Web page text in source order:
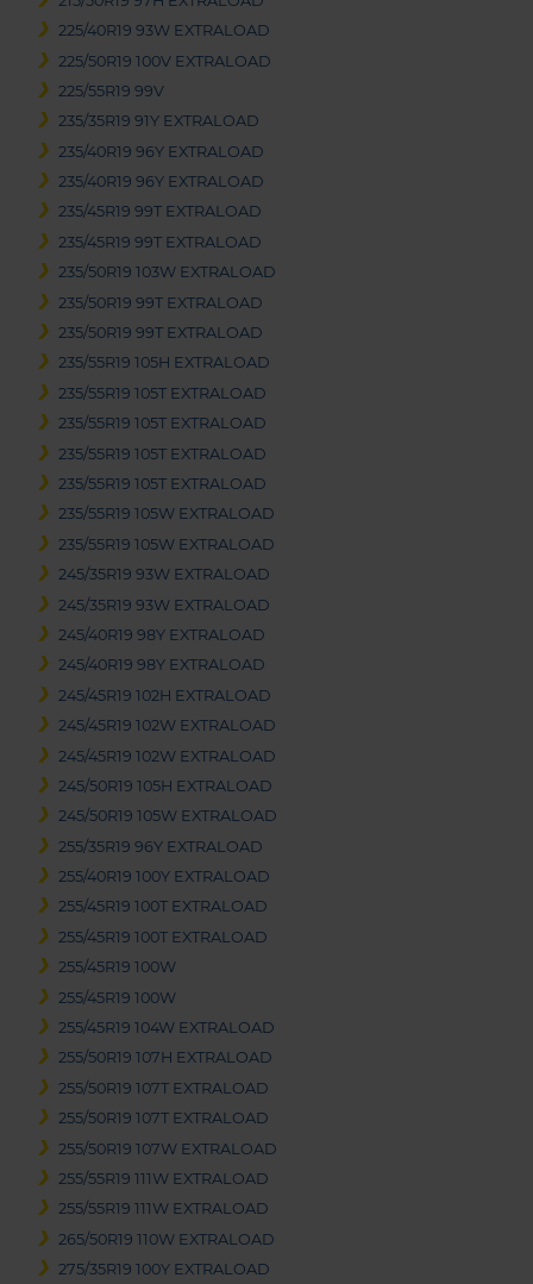
225/40R19 93W EXTRALOAD
225/50R19 100V EXTRALOAD
225/55R19 99V
235/35R19 91Y EXTRALOAD
235/40R19 96Y EXTRALOAD
235/40R19 96Y EXTRALOAD
235/45R19 99T EXTRALOAD
235/45R19 99T EXTRALOAD
235/50R19 103W EXTRALOAD
235/50R19 99T EXTRALOAD
235/50R19 99T EXTRALOAD
235/55R19 105H EXTRALOAD
235/55R19 105T EXTRALOAD
235/55R19 105T EXTRALOAD
235/55R19 105T EXTRALOAD
235/55R19 105T EXTRALOAD
235/55R19 105W EXTRALOAD
235/55R19 105W EXTRALOAD
245/35R19 93W EXTRALOAD
245/35R19 93W EXTRALOAD
245/40R19 98Y EXTRALOAD
245/40R19 98Y EXTRALOAD
245/45R19 102H EXTRALOAD
245/45R19 102W EXTRALOAD
245/45R19 102W EXTRALOAD
245/50R19 105H EXTRALOAD
245/50R19 105W EXTRALOAD
255/35R19 96Y EXTRALOAD
255/40R19 100Y EXTRALOAD
255/45R19 100T EXTRALOAD
255/45R19 100T EXTRALOAD
255/45R19 100W
255/45R19 100W
255/45R19 104W EXTRALOAD
255/50R19 107H EXTRALOAD
255/50R19 107T EXTRALOAD
255/50R19 107T EXTRALOAD
255/50R19 107W EXTRALOAD
255/55R19 111W EXTRALOAD
255/55R19 111W EXTRALOAD
265/50R19 110W EXTRALOAD
275/35R19 100Y EXTRALOAD